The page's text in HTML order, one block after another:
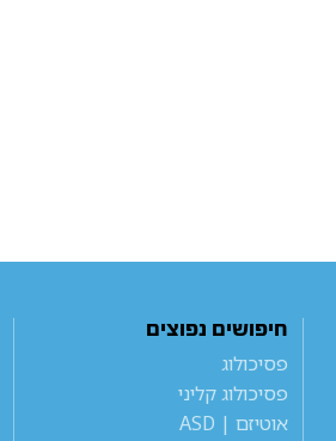
חיפושים נפוצים
פסיכולוג
פסיכולוג קליני
אוטיזם | ASD